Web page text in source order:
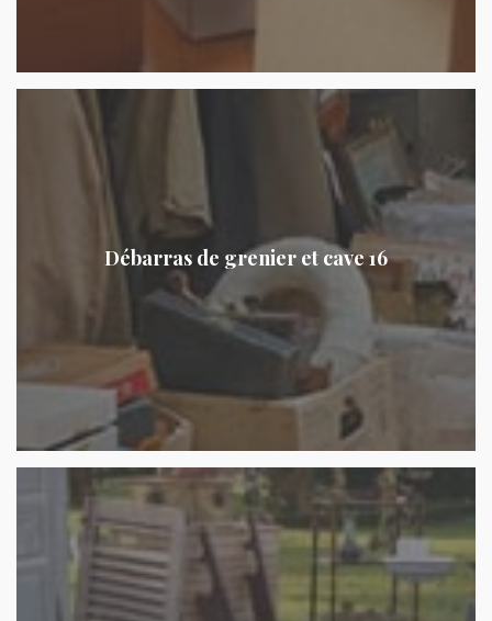
Débarras de grenier et cave 16